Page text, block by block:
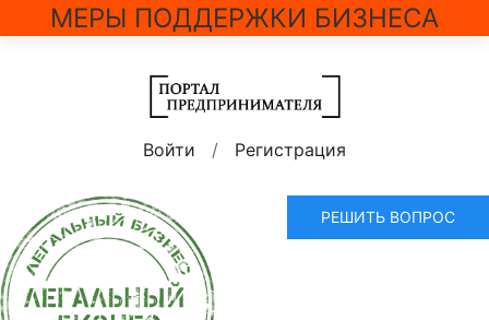
МЕРЫ ПОДДЕРЖКИ БИЗНЕСА
Войти / Регистрация
РЕШИТЬ ВОПРОС